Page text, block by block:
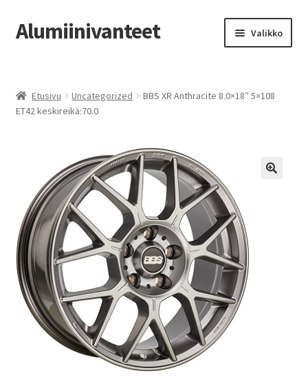
Siirry
navigointiin
Siirry
sisältöön
Alumiinivanteet Valikko
Kauppa
Tilausohjeet
Vanteiden osto-opas
Auton renkaat
Yhteystiedot
Etusivu Uncategorized
BBS XR Anthracite 8.0×18″ 5×108
ET42 keskireikä:70.0